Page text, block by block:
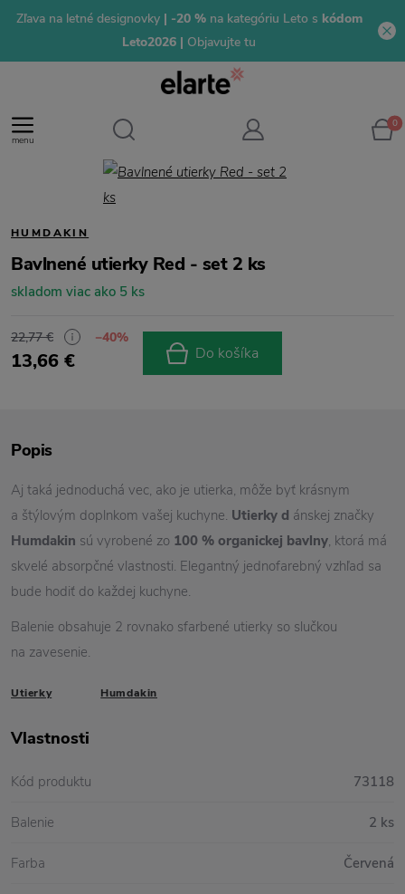
Zľava na letné designovky| -20 % na kategóriu Leto s kódom
Leto2026 | Objavujte tu
menu
0
HUMDAKIN
Bavlnené utierky Red - set 2 ks
skladom viac ako 5 ks
22,77 € −40%
13,66 € Do košíka
Popis
Aj taká jednoduchá vec, ako je utierka, môže byť krásnym
a štýlovým doplnkom vašej kuchyne. Utierky d ánskej značky
Humdakin sú vyrobené zo 100 % organickej bavlny, ktorá má
skvelé absorpčné vlastnosti. Elegantný jednofarebný vzhľad sa
bude hodiť do každej kuchyne.
Balenie obsahuje 2 rovnako sfarbené utierky so slučkou
na zavesenie.
Utierky Humdakin
Vlastnosti
Kód produktu 73118
Balenie 2 ks
Farba Červená